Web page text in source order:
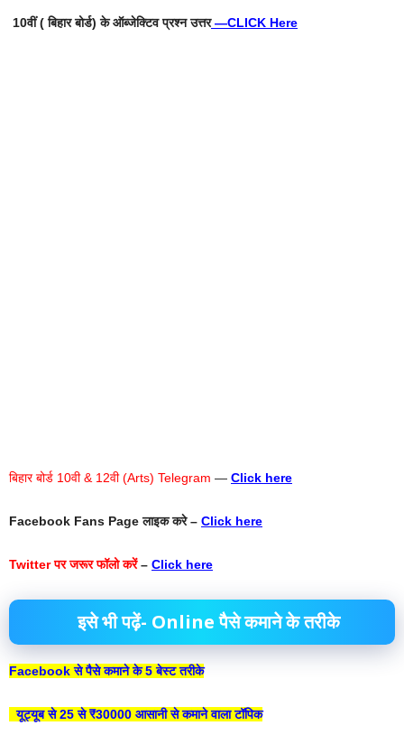
10वीं ( बिहार बोर्ड) के ऑब्जेक्टिव प्रश्न उत्तर—CLICK Here
बिहार बोर्ड 10वी & 12वी (Arts) Telegram — Click here
Facebook Fans Page लाइक करे – Click here
Twitter पर जरूर फॉलो करें– Click here
इसे भी पढ़ें- Online पैसे कमाने के तरीके
Facebook से पैसे कमाने के 5 बेस्ट तरीके
यूट्यूब से 25 से ₹30000 आसानी से कमाने वाला टॉपिक